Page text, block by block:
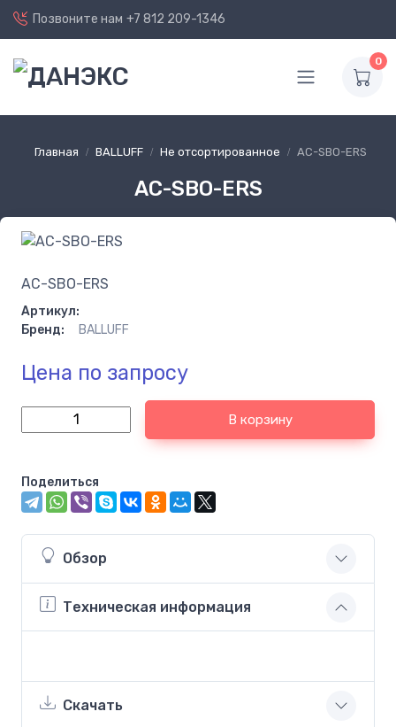
Позвоните нам +7 812 209-1346
0
Главная BALLUFF Не отсортированное AC-SBO-ERS
AC-SBO-ERS
AC-SBO-ERS
Артикул:
Бренд:
BALLUFF
Цена по запросу
В корзину
Поделиться
Обзор
Техническая информация
Скачать